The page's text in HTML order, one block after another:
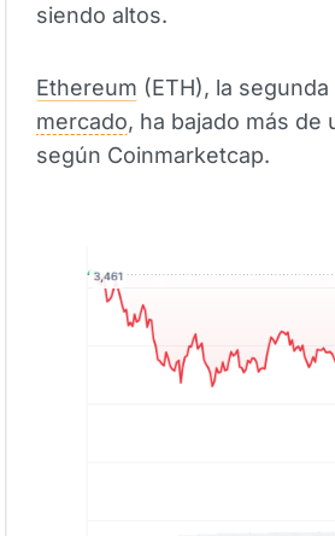
siendo altos.
Ethereum (ETH), la
mercado, ha bajado más de
según Coinmarketcap.